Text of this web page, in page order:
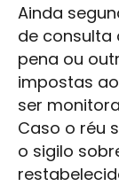
Ainda
de consulta
pena ou
impostas
ser
Caso o réu
o sigilo